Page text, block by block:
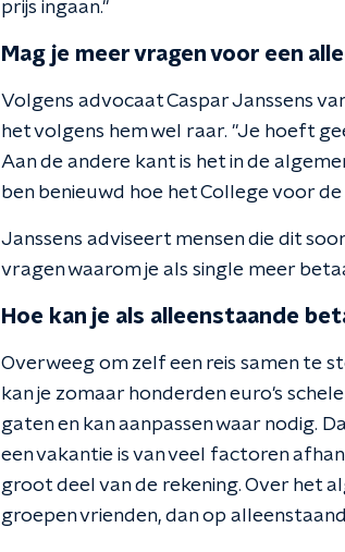
prijs ingaan."
Mag je meer vragen voor een
Volgens advocaat Caspar Janssens
het volgens hem wel raar. "Je hoeft
Aan de andere kant is het in de
ben benieuwd hoe het College voor
Janssens adviseert mensen die dit
vragen waarom je als single meer
Hoe kan je als alleenstaande
Overweeg om zelf een reis samen te
kan je zomaar honderden euro's
gaten en kan aanpassen waar nodig.
een vakantie is van veel factoren
groot deel van de rekening. Over het
groepen vrienden, dan op